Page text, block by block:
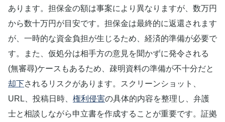
あります。担保金の額は事案により異なりますが、数万円
から数十万円が目安です。担保金は最終的に返還されます
が、一時的な資金負担が生じるため、経済的準備が必要で
す。また、仮処分は相手方の意見を聞かずに発令される
(無審尋)ケースもあるため、疎明資料の準備が不十分だと
却下されるリスクがあります。スクリーンショット、
URL、投稿日時、 権利侵害の具体的内容を整理し、弁護
士と相談しながら申立書を作成することが重要です。証拠